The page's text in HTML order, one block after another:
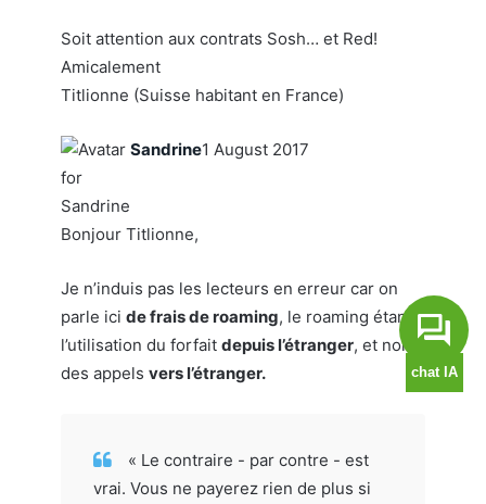
Soit attention aux contrats Sosh… et Red!
Amicalement
Titlionne (Suisse habitant en France)
Sandrine1 August 2017
Bonjour Titlionne,
Je n’induis pas les lecteurs en erreur car on
parle ici de frais de roaming, le roaming étant
l’utilisation du forfait depuis l’étranger, et non
des appels vers l’étranger.
« Le contraire - par contre - est
vrai. Vous ne payerez rien de plus si